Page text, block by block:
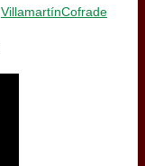
VillamartínCofrade